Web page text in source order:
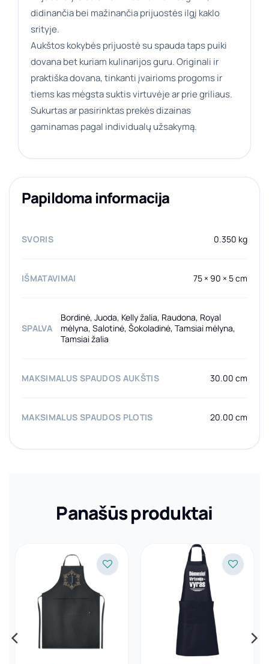
didinančia bei mažinančia prijuostės ilgį kaklo
srityje.
Aukštos kokybės prijuostė su spauda taps puiki
dovana bet kuriam kulinarijos guru. Originali ir
praktiška dovana, tinkanti įvairioms progoms ir
tiems kas mėgsta suktis virtuvėje ar prie griliaus.
Sukurtas ar pasirinktas prekės dizainas
gaminamas pagal individualų užsakymą.
Papildoma informacija
SVORIS 0.350 kg
IŠMATAVIMAI 75 × 90 × 5 cm
SPALVA
Bordinė, Juoda, Kelly žalia, Raudona, Royal
mėlyna, Salotinė, Šokoladinė, Tamsiai mėlyna,
Tamsiai žalia
MAKSIMALUS SPAUDOS AUKŠTIS 30.00 cm
MAKSIMALUS SPAUDOS PLOTIS 20.00 cm
Panašūs produktai